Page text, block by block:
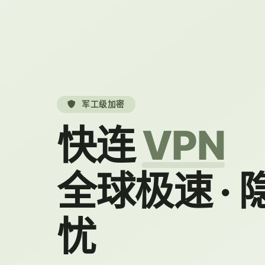
军工级加密
快连VPN
全球极速 ·
忧